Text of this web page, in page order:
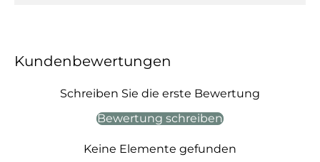
Kundenbewertungen
Schreiben Sie die erste Bewertung
Bewertung schreiben
Keine Elemente gefunden